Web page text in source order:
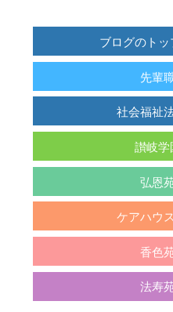
ブログのト
先輩
社会福祉
讃岐
弘恩
ケアハウ
香色
法寿